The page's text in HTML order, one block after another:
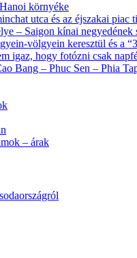
környéke
utca és az éjszakai piac
– Saigon kínai negyedének
völgyein keresztül és a
igaz, hogy fotózni csak
Bang – Phuc Sen – Phia
– árak